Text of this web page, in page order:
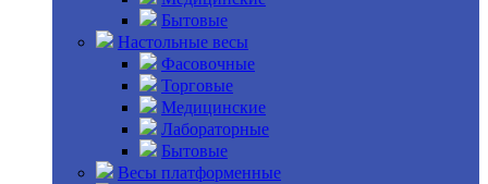
Бытовые
Настольные весы
Фасовочные
Торговые
Медицинские
Лабораторные
Бытовые
Весы платформенные